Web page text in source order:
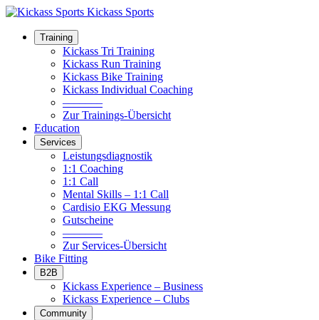
Kickass Sports
Training
Kickass Tri Training
Kickass Run Training
Kickass Bike Training
Kickass Individual Coaching
–––––––
Zur Trainings-Übersicht
Education
Services
Leistungsdiagnostik
1:1 Coaching
1:1 Call
Mental Skills – 1:1 Call
Cardisio EKG Messung
Gutscheine
–––––––
Zur Services-Übersicht
Bike Fitting
B2B
Kickass Experience – Business
Kickass Experience – Clubs
Community